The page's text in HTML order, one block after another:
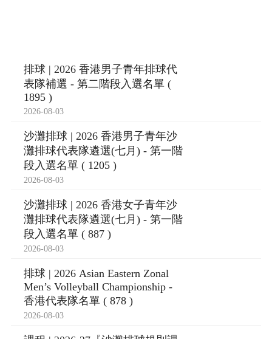
排球 | 2026 香港男子青年排球代
表隊補選 - 第二階段入選名單 (
1895 )
2026-08-03
沙灘排球 | 2026 香港男子青年沙
灘排球代表隊遴選(七月) - 第一階
段入選名單 ( 1205 )
2026-08-03
沙灘排球 | 2026 香港女子青年沙
灘排球代表隊遴選(七月) - 第一階
段入選名單 ( 887 )
2026-08-03
排球 | 2026 Asian Eastern Zonal
Men’s Volleyball Championship -
香港代表隊名單 ( 878 )
2026-08-03